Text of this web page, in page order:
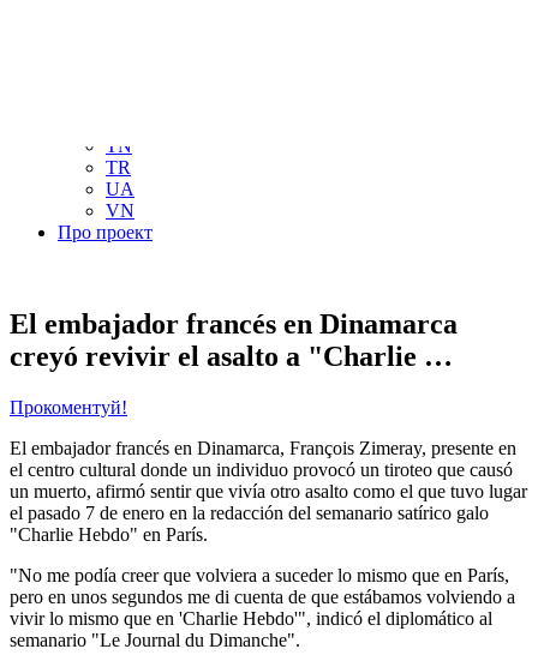
TN
TR
UA
VN
Про проект
El embajador francés en Dinamarca
creyó revivir el asalto a "Charlie …
Прокоментуй!
El embajador francés en Dinamarca, François Zimeray, presente en
el centro cultural donde un individuo provocó un tiroteo que causó
un muerto, afirmó sentir que vivía otro asalto como el que tuvo lugar
el pasado 7 de enero en la redacción del semanario satírico galo
"Charlie Hebdo" en París.
"No me podía creer que volviera a suceder lo mismo que en París,
pero en unos segundos me di cuenta de que estábamos volviendo a
vivir lo mismo que en 'Charlie Hebdo'", indicó el diplomático al
semanario "Le Journal du Dimanche".